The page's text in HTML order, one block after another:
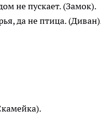
не пускает. (Замок).
да не птица.